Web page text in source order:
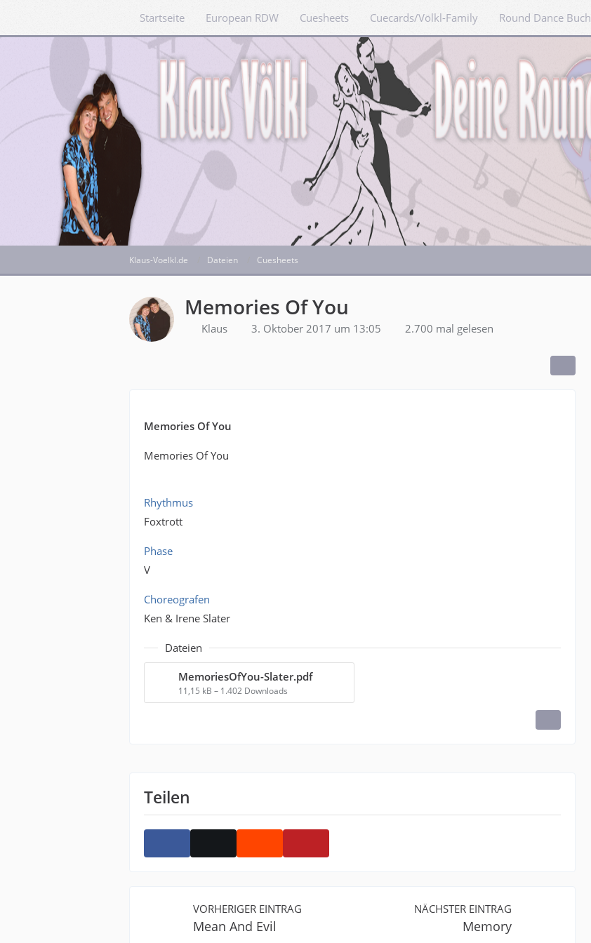
Startseite European RDW Cuesheets Cuecards/Völkl-Family Round Dance Buch
Klaus-Voelkl.de Dateien Cuesheets
Memories Of You
Klaus 3. Oktober 2017 um 13:05 2.700 mal gelesen
Memories Of You
Memories Of You
Rhythmus
Foxtrott
Phase
V
Choreografen
Ken & Irene Slater
Dateien
MemoriesOfYou-Slater.pdf
11,15 kB – 1.402 Downloads
Teilen
VORHERIGER EINTRAG
Mean And Evil
NÄCHSTER EINTRAG
Memory